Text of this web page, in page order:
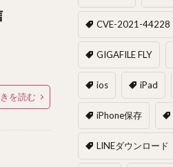
を読む
CVE-2021-44228
GIGAFILE FLY
ios iPad
iPhone保存
LINEダウンロード